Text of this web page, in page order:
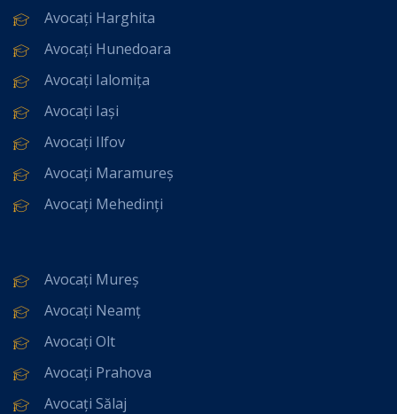
Avocați Harghita
Avocați Hunedoara
Avocați Ialomița
Avocați Iași
Avocați Ilfov
Avocați Maramureș
Avocați Mehedinți
Avocați Mureș
Avocați Neamț
Avocați Olt
Avocați Prahova
Avocați Sălaj